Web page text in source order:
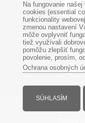
Na fungovanie
cookies (essential
funkcionality
zmenou nastavení
môže ovplyvniť
tiež využívali
pomôžu zlepšiť
povolenie, prosím,
Ochrana osobných
SÚHLASÍM